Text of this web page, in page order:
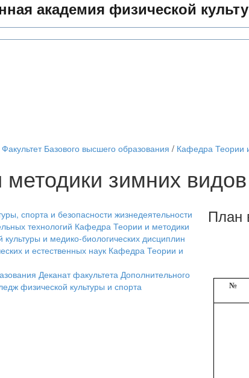
академия физической
Факультет Базового высшего образования / Кафедра Теории
зимних
спорта и безопасности жизнедеятельности
технологий Кафедра Теории и методики
и медико-биологических дисциплин
и естественных наук Кафедра Теории и
Деканат факультета Дополнительного
физической культуры и спорта
План
№